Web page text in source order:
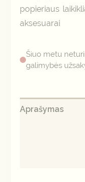
popieriaus
aksesuarai
Šiuo metu
galimybės
Aprašymas